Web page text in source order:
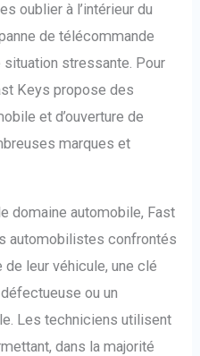
oublier à l’intérieur du
de télécommande
stressante. Pour
Keys propose des
et d’ouverture de
marques et
domaine automobile, Fast
automobilistes confrontés
leur véhicule, une clé
ou un
Les techniciens utilisent
dans la majorité